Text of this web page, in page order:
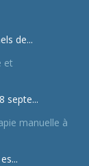
de...
et
septe...
manuelle à